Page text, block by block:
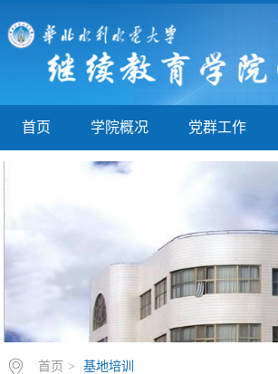
首页 学院概况 党群工作
首页 > 基地培训